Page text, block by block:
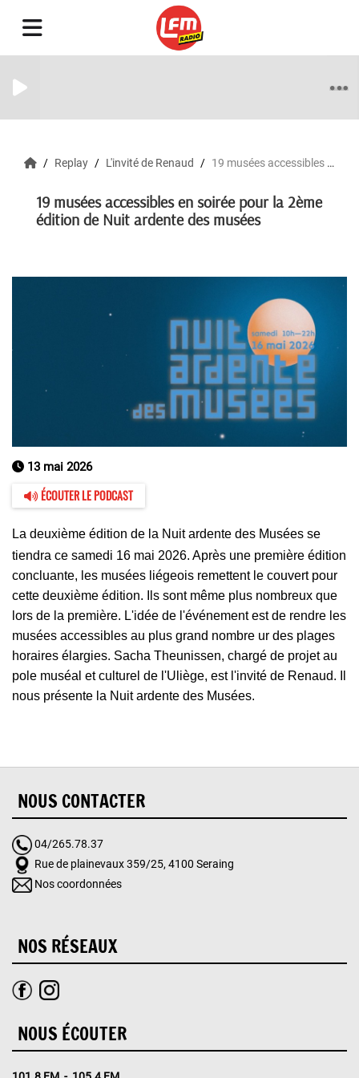
Replay L'invité de Renaud 19 musées accessibles en soirée pour la 2ème édition de Nuit ardente des musées
19 musées accessibles en soirée pour la 2ème
édition de Nuit ardente des musées
13 mai 2026
ÉCOUTER LE PODCAST
La deuxième édition de la Nuit ardente des Musées se
tiendra ce samedi 16 mai 2026. Après une première édition
concluante, les musées liégeois remettent le couvert pour
cette deuxième édition. Ils sont même plus nombreux que
lors de la première. L'idée de l'événement est de rendre les
musées accessibles au plus grand nombre ur des plages
horaires élargies. Sacha Theunissen, chargé de projet au
pole muséal et culturel de l'Uliège, est l'invité de Renaud. Il
nous présente la Nuit ardente des Musées.
NOUS CONTACTER
04/265.78.37
Rue de plainevaux 359/25, 4100 Seraing
Nos coordonnées
NOS RÉSEAUX
NOUS ÉCOUTER